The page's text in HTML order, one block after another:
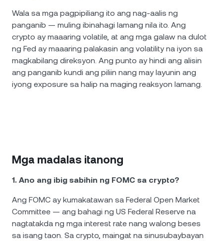
Wala sa mga pagpipiliang ito ang nag-aalis ng
panganib — muling ibinahagi lamang nila ito. Ang
crypto ay maaaring volatile, at ang mga galaw na dulot
ng Fed ay maaaring palakasin ang volatility na iyon sa
magkabilang direksyon. Ang punto ay hindi ang alisin
ang panganib kundi ang piliin nang may layunin ang
iyong exposure sa halip na maging reaksyon lamang.
Mga madalas itanong
1. Ano ang ibig sabihin ng FOMC sa crypto?
Ang FOMC ay kumakatawan sa Federal Open Market
Committee — ang bahagi ng US Federal Reserve na
nagtatakda ng mga interest rate nang walong beses
sa isang taon. Sa crypto, maingat na sinusubaybayan